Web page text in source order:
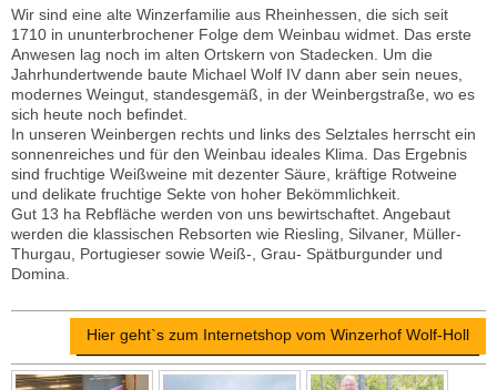
Wir sind eine alte Winzerfamilie aus Rheinhessen, die sich seit
1710 in ununterbrochener Folge dem Weinbau widmet. Das erste
Anwesen lag noch im alten Ortskern von Stadecken. Um die
Jahrhundertwende baute Michael Wolf IV dann aber sein neues,
modernes Weingut, standesgemäß, in der Weinbergstraße, wo es
sich heute noch befindet.
In unseren Weinbergen rechts und links des Selztales herrscht ein
sonnenreiches und für den Weinbau ideales Klima. Das Ergebnis
sind fruchtige Weißweine mit dezenter Säure, kräftige Rotweine
und delikate fruchtige Sekte von hoher Bekömmlichkeit.
Gut 13 ha Rebfläche werden von uns bewirtschaftet. Angebaut
werden die klassischen Rebsorten wie Riesling, Silvaner, Müller-
Thurgau, Portugieser sowie Weiß-, Grau- Spätburgunder und
Domina.
Hier geht`s zum Internetshop vom Winzerhof Wolf-Holl